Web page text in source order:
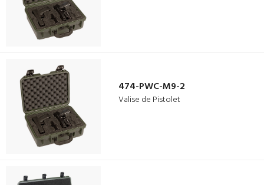
474-PWC-M9-2
Valise de Pistolet